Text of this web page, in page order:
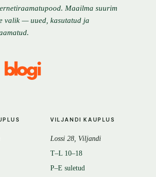
Maailma suurim
valik — uued, kasutatud ja
VILJANDI KAUPLUS
Lossi 28, Viljandi
T–L 10–18
P–E suletud